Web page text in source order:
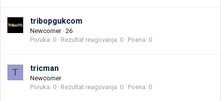
tribopgukcom
Newcomer · 26
Poruka 0 Rezultat reagovanja 0 Poena 0
T tricman
Newcomer
Poruka 0 Rezultat reagovanja 0 Poena 0